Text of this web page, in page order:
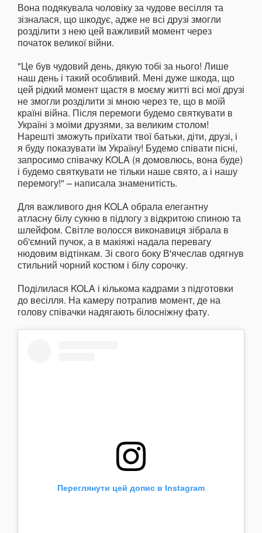
Вона подякувала чоловіку за чудове весілля та
зізналася, що шкодує, адже не всі друзі змогли
розділити з нею цей важливий момент через
початок великої війни.
"Це був чудовий день, дякую тобі за нього! Лише
наш день і такий особливий. Мені дуже шкода, що
цей рідкий момент щастя в моєму житті всі мої друзі
не змогли розділити зі мною через те, що в моїй
країні війна. Після перемоги будемо святкувати в
Україні з моїми друзями, за великим столом!
Нарешті зможуть приїхати твої батьки, діти, друзі, і
я буду показувати їм Україну! Будемо співати пісні,
запросимо співачку KOLA (я домовлюсь, вона буде)
і будемо святкувати не тільки наше свято, а і нашу
перемогу!" – написала знаменитість.
Для важливого дня KOLA обрала елегантну
атласну білу сукню в підлогу з відкритою спиною та
шлейфом. Світле волосся виконавиця зібрала в
об'ємний пучок, а в макіяжі надала перевагу
нюдовим відтінкам. Зі свого боку В'ячеслав одягнув
стильний чорний костюм і білу сорочку.
Поділилася KOLA і кількома кадрами з підготовки
до весілля. На камеру потрапив момент, де на
голову співачки надягають білосніжну фату.
Переглянути цей допис в Instagram